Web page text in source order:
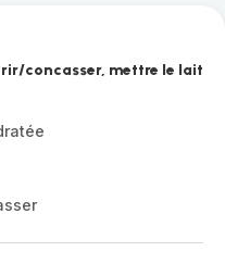
concasser, mettre le lait